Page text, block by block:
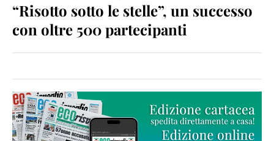
“Risotto sotto le stelle”, un successo
con oltre 500 partecipanti